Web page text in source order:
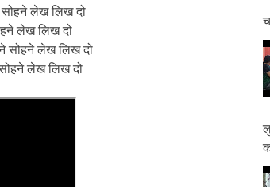
लेख लिख दो
लेख लिख दो
सोहने लेख लिख दो
लेख लिख दो